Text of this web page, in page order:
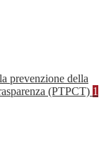
prevenzione della
(PTPCT) 1